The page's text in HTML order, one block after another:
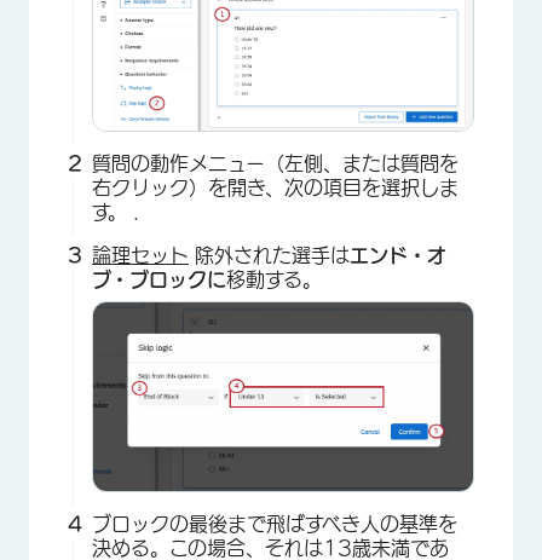
質問の動作メニュー（左側、または質問を
右クリック）を開き、次の項目を選択しま
す。
論理セット 除外された選手はエンド・オ
ブ・ブロックに移動する。
ブロックの最後まで飛ばすべき人の基準を
決める。この場合、それは13歳未満であ